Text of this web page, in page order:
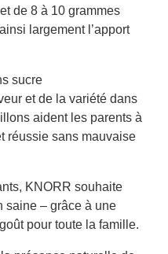
de 8 à 10 grammes
largement l’apport
sucre
et de la variété dans
aident les parents à
réussie sans mauvaise
KNORR souhaite
saine – grâce à une
pour toute la famille.